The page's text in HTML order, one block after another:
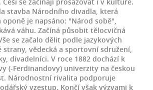
stavba Národního divadla, která
je napsáno: "Národ sobě",
váhu. Začíná působit tělocvičná
se začalo dělit podle jazykových
strany, vědecká a sportovní sdružení,
divadelníci. V roce 1882 dochází k
(-Ferdinandovy) univerzity na českou
Národnostní rivalita podporuje
vzestup. Končí však výzvami k